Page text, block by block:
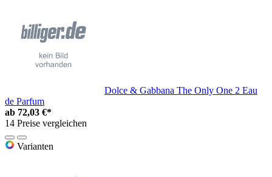
Dolce & Gabbana The Only One 2 Eau
de Parfum
ab 72,03 €*
14 Preise vergleichen
Varianten